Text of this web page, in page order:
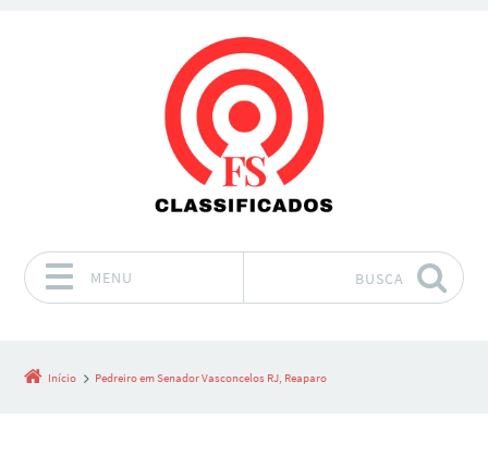
MENU BUSCA
Início Pedreiro em Senador Vasconcelos RJ, Reaparo